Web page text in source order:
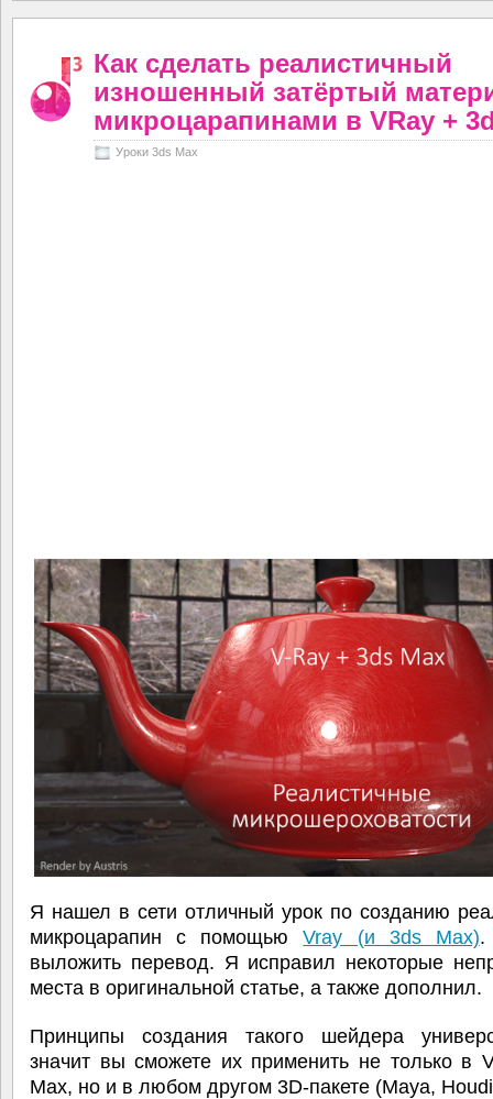
Как сделать реалистичный
изношенный затёртый
микроцарапинами в VRay +
Уроки 3ds Max
Я нашел в сети отличный урок по созданию
микроцарапин с помощьюVray (и 3ds Max).
выложить перевод. Я исправил некоторые
места в оригинальной статье, а также дополнил.
Принципы создания такого шейдера
значит вы сможете их применить не только в
Max, но и в любом другом 3D-пакете (Maya,